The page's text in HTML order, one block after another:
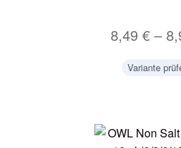
8,49 €–
Variante